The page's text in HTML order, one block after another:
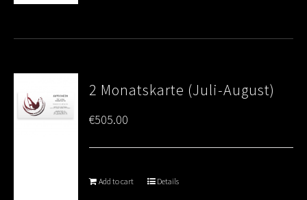
2 Monatskarte (Juli-August)
€505.00
Add to cart Details